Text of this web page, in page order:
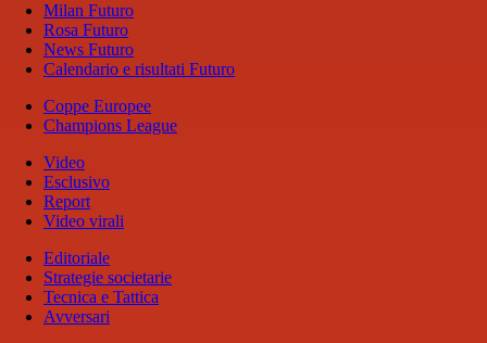
Milan Futuro
Rosa Futuro
News Futuro
Calendario e risultati Futuro
Coppe Europee
Champions League
Video
Esclusivo
Report
Video virali
Editoriale
Strategie societarie
Tecnica e Tattica
Avversari